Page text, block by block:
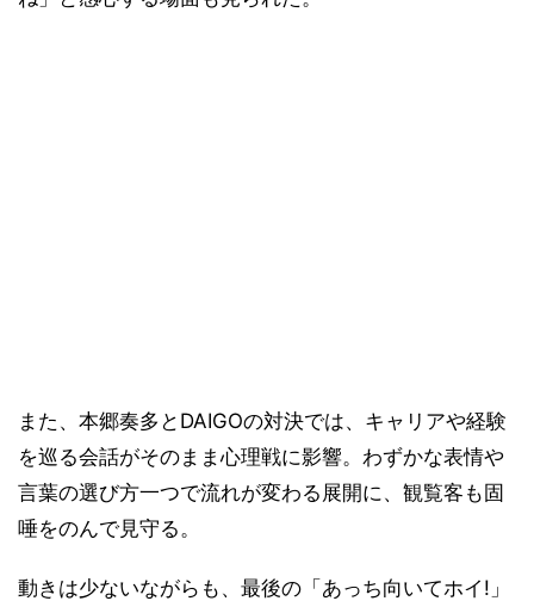
また、本郷奏多とDAIGOの対決では、キャリアや経験
を巡る会話がそのまま心理戦に影響。わずかな表情や
言葉の選び方一つで流れが変わる展開に、観覧客も固
唾をのんで見守る。
動きは少ないながらも、最後の「あっち向いてホイ!」